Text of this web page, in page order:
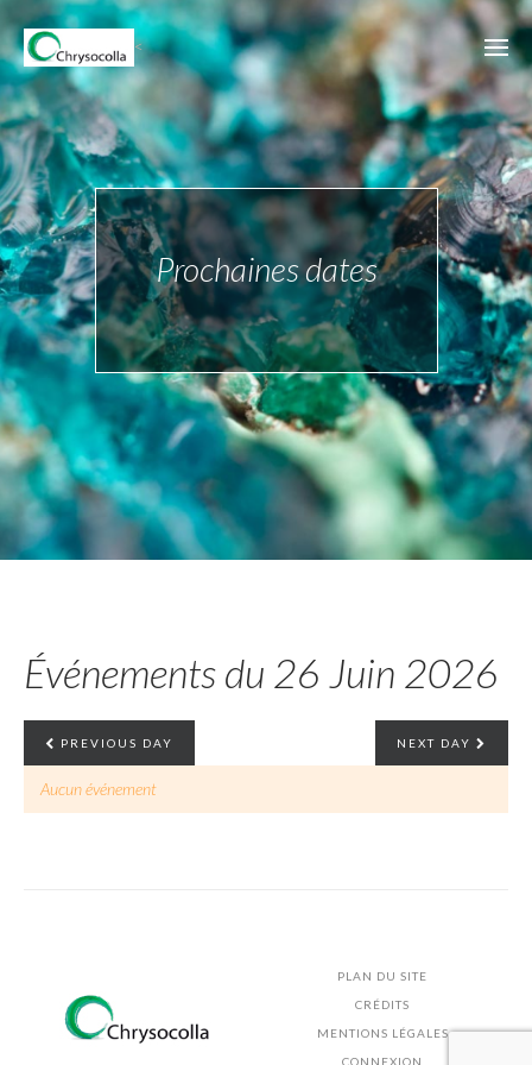
<
Prochaines dates
Événements du 26 Juin 2026
PREVIOUS DAY NEXT DAY
Aucun événement
PLAN DU SITE
CRÉDITS
MENTIONS LÉGALES
CONNEXION